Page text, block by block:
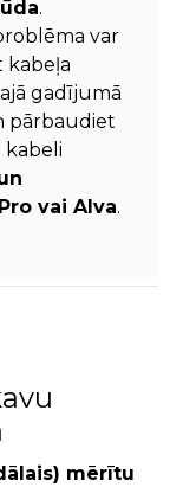
.
var
kabeļa
gadījumā
pārbaudiet
kabeli
vai Alva.
mērītu